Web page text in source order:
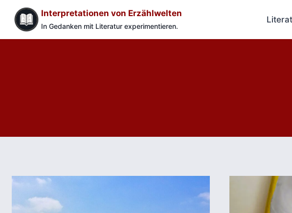
Inhalt
springen
Interpretationen von Erzählwelten
In Gedanken mit Literatur experimentieren.